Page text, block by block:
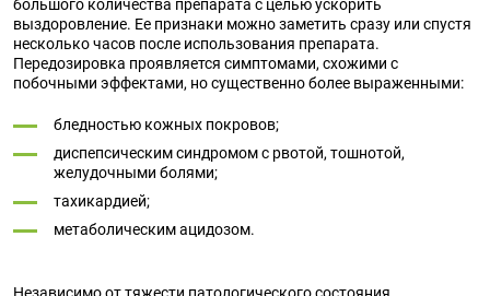
большого количества препарата с целью ускорить
выздоровление. Ее признаки можно заметить сразу или спустя
несколько часов после использования препарата.
Передозировка проявляется симптомами, схожими с
побочными эффектами, но существенно более выраженными:
бледностью кожных покровов;
диспепсическим синдромом с рвотой, тошнотой,
желудочными болями;
тахикардией;
метаболическим ацидозом.